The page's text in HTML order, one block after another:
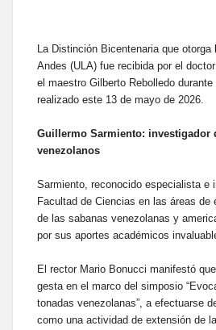
La Distinción Bicentenaria que otorga
Andes (ULA) fue recibida por el
el maestro Gilberto Rebolledo
realizado este 13 de mayo de 2026.
Guillermo Sarmiento: investigador
venezolanos
Sarmiento, reconocido especialista e
Facultad de Ciencias en las áreas
de las sabanas venezolanas y
por sus aportes académicos
El rector Mario Bonucci manifestó
gesta en el marco del simposio
tonadas venezolanas”, a efectuarse
como una actividad de extensión de